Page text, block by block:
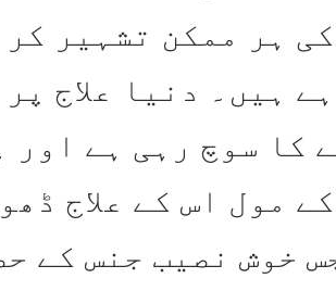
ہر ممکن تشہیر
ہیں۔ دنیا علاج
کا سوچ رہی ہے اور
مول اس کے علاج
خوش نصیب جنس کے